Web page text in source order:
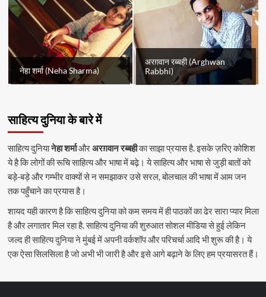
नेहा शर्मा (Neha Sharma)
अरग़वान रब्बही (Arghwan
Rabbhi)
साहित्य दुनिया के बारे में
साहित्य दुनियानेहा शर्माऔरअरग़वान रब्बहीका साझा प्रयास है. इसके ज़रिए कोशिश
ये है कि लोगों की रूचि साहित्य और भाषा में बढ़े। ये साहित्य और भाषा से जुड़ी बातों को
बड़े-बड़े और गम्भीर वाक्यों से न समझाकर उसे सरल, बोलचाल की भाषा में आम जन
तक पहुँचाने का प्रयास है।
शायद यही कारण है कि साहित्य दुनिया को कम समय में ही पाठकों का ढेर सारा प्यार मिला
है और लगातार मिल रहा है. साहित्य दुनिया की शुरुआत सोशल मीडिया से हुई लेकिन
जल्द ही साहित्य दुनिया ने मुंबई में अपनी वर्कशॉप और परिचर्चा आदि भी शुरू की है। ये
एक ऐसा सिलसिला है जो अभी भी जारी है और इसे आगे बढ़ाने के लिए हम प्रयासरत हैं।